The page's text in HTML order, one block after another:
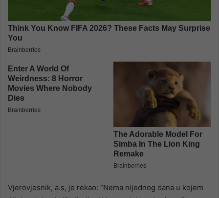
Vjerovjesnik, a.s, je rekao: “Nema nijednog dana u kojem